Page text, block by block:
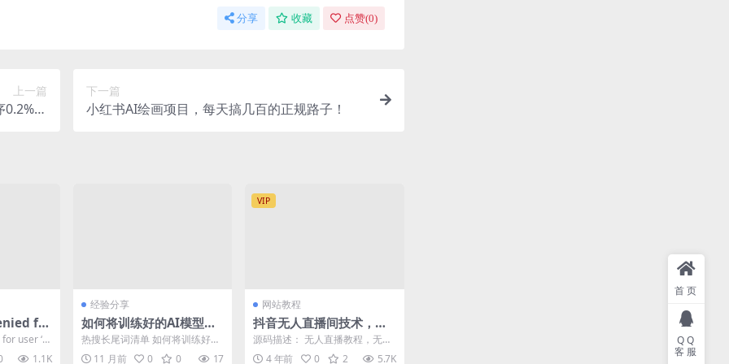
分享 收藏 点赞(0)
上一篇
费
下一篇
小红书AI绘画项目，每天搞几百的正规路子！
for
user ‘r
1.1K
经验分享
如何将训练好的AI模型部
署到生产环境网站源码
热搜长尾词清单 如何将训练好的
ai模型部署到生产环境网站源码
11 月前 0 0 17
VIP
网站教程
抖音无人直播间技术，全
平台技术合集
源码描述： 无人直播教程，无人
直播软件 挂机收益爆满…无违
4 年前 0 2 5.7K
首页
QQ
客服